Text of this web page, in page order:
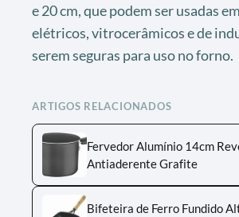
e 20 cm, que podem ser usadas
elétricos, vitrocerâmicos e de
serem seguras para uso no forno.
ARTIGOS RELACIONADOS
Fervedor Alumínio 14cm
Antiaderente Grafite
Bifeteira de Ferro Fundido